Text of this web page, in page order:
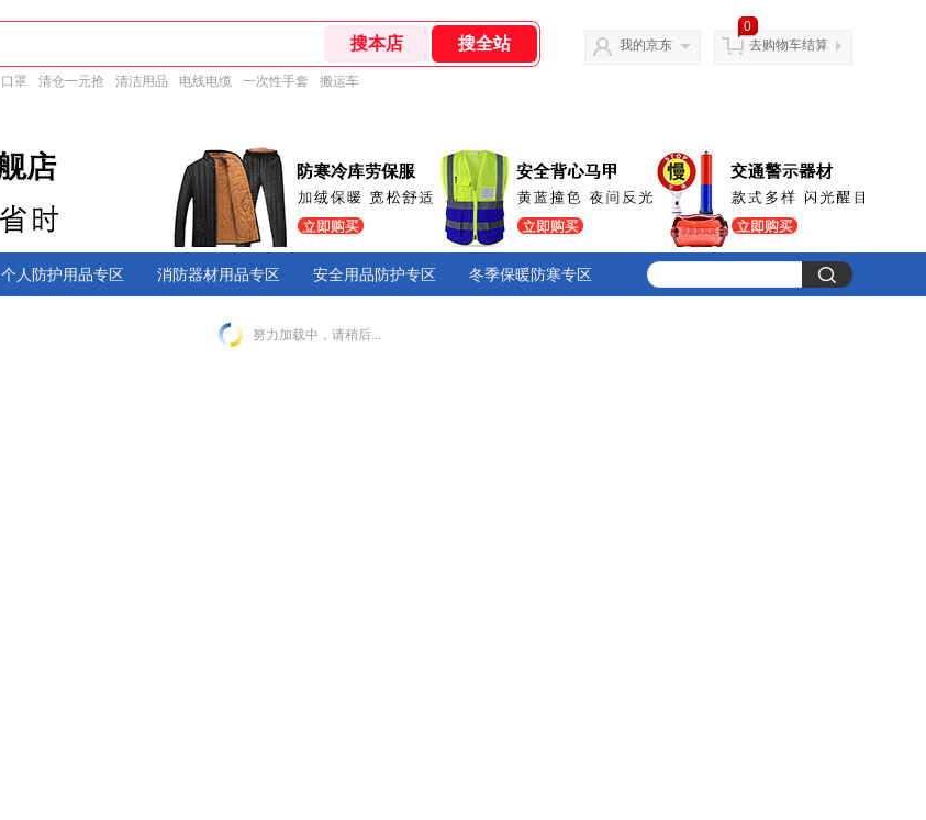
口罩 清仓一元抢 清洁用品 电线电缆 一次性手套 搬运车
我的京东
0
去购物车结算
个人防护用品专区 消防器材用品专区 安全用品防护专区 冬季保暖防寒专区
努力加载中，请稍后...